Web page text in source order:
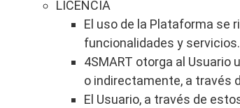
LICENCIA
El uso de la Plataforma se
funcionalidades y servicios.
4SMART otorga al
o indirectamente, a través
El Usuario, a través de